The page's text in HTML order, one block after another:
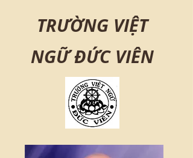
TRƯỜNG VIỆT
NGỮ ĐỨC VIÊN